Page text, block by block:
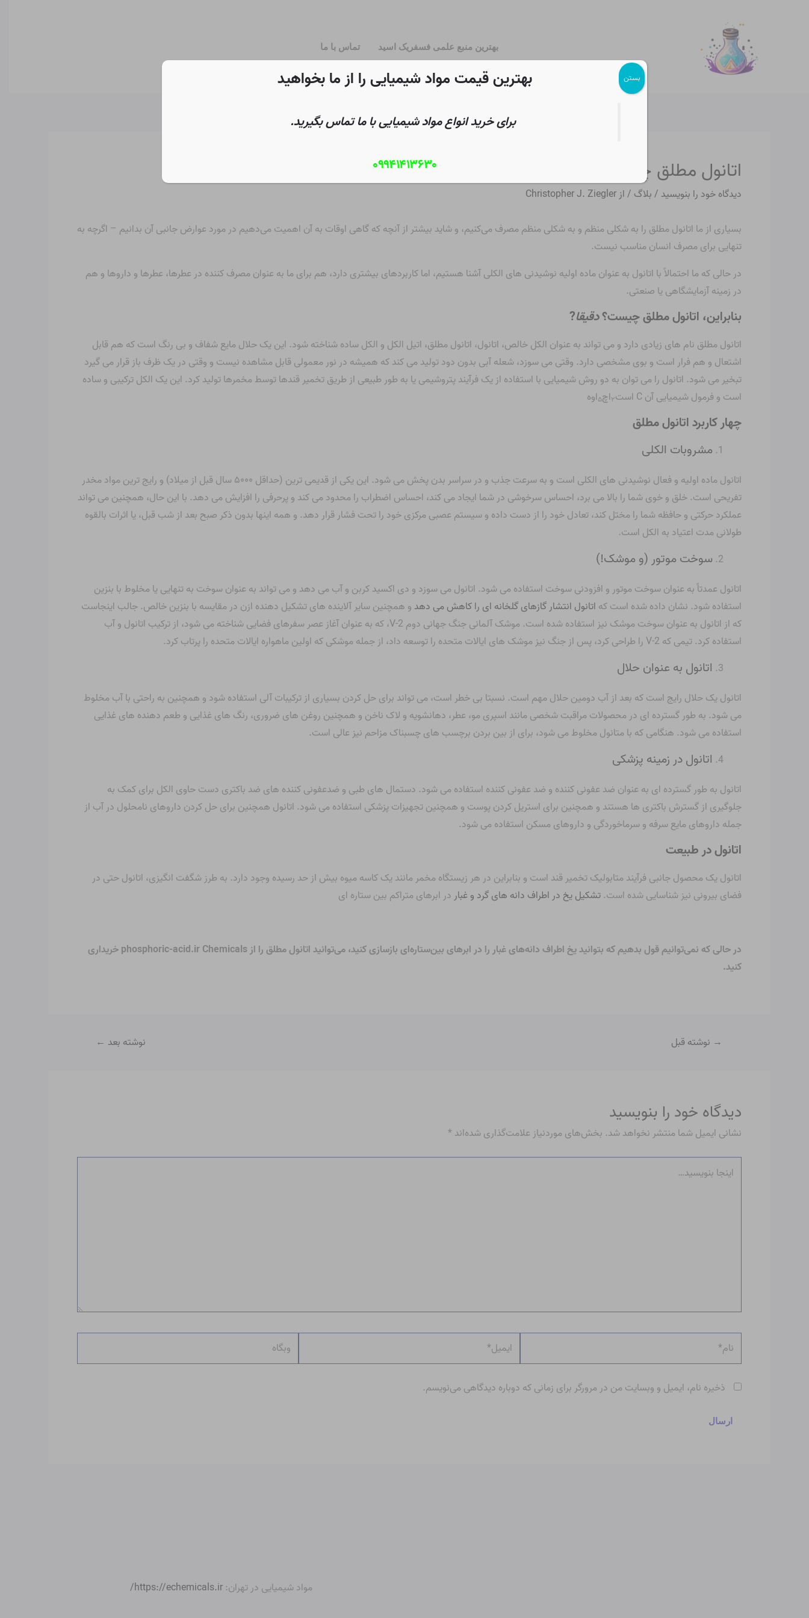
بهترین منبع علمی فسفریک اسید تماس با ما
اتانول مطلق چیست؟
دیدگاه‌ خود را بنویسید /بلاگ / از Christopher J. Ziegler
بسیاری از ما اتانول مطلق را به شکلی منظم و به شکلی منظم مصرف می‌کنیم، و شاید بیشتر از آنچه که گاهی اوقات به آن اهمیت می‌دهیم در مورد عوارض جانبی آن بدانیم – اگرچه به
تنهایی برای مصرف انسان مناسب نیست.
در حالی که ما احتمالاً با اتانول به عنوان ماده اولیه نوشیدنی های الکلی آشنا هستیم، اما کاربردهای بیشتری دارد، هم برای ما به عنوان مصرف کننده در عطرها، عطرها و داروها و هم
در زمینه آزمایشگاهی یا صنعتی.
بنابراین، اتانول مطلق چیست؟دقیقا?
اتانول مطلق نام های زیادی دارد و می تواند به عنوان الکل خالص، اتانول، اتانول مطلق، اتیل الکل و الکل ساده شناخته شود. این یک حلال مایع شفاف و بی رنگ است که هم قابل
اشتعال و هم فرار است و بوی مشخصی دارد. وقتی می سوزد، شعله آبی بدون دود تولید می کند که همیشه در نور معمولی قابل مشاهده نیست و وقتی در یک ظرف باز قرار می گیرد
تبخیر می شود. اتانول را می توان به دو روش شیمیایی با استفاده از یک فرآیند پتروشیمی یا به طور طبیعی از طریق تخمیر قندها توسط مخمرها تولید کرد. این یک الکل ترکیبی و ساده
است و فرمول شیمیایی آن C است
۲اچ۵اوه
چهار کاربرد اتانول مطلق
مشروبات الکلی
اتانول ماده اولیه و فعال نوشیدنی های الکلی است و به سرعت جذب و در سراسر بدن پخش می شود. این یکی از قدیمی ترین (حداقل ۵۰۰۰ سال قبل از میلاد) و رایج ترین مواد مخدر
تفریحی است. خلق و خوی شما را بالا می برد، احساس سرخوشی در شما ایجاد می کند، احساس اضطراب را محدود می کند و پرحرفی را افزایش می دهد. با این حال، همچنین می تواند
عملکرد حرکتی و حافظه شما را مختل کند، تعادل خود را از دست داده و سیستم عصبی مرکزی خود را تحت فشار قرار دهد. و همه اینها بدون ذکر صبح بعد از شب قبل، یا اثرات بالقوه
طولانی مدت اعتیاد به الکل است.
سوخت موتور (و موشک!)
اتانول عمدتاً به عنوان سوخت موتور و افزودنی سوخت استفاده می شود. اتانول می سوزد و دی اکسید کربن و آب می دهد و می تواند به عنوان سوخت به تنهایی یا مخلوط با بنزین
استفاده شود. نشان داده شده است که اتانول انتشار گازهای گلخانه ای را کاهش می دهد و همچنین سایر آلاینده های تشکیل دهنده ازن در مقایسه با بنزین خالص. جالب اینجاست
که از اتانول به عنوان سوخت موشک نیز استفاده شده است. موشک آلمانی جنگ جهانی دوم V-2، که به عنوان آغاز عصر سفرهای فضایی شناخته می شود، از ترکیب اتانول و آب
استفاده کرد. تیمی که V-2 را طراحی کرد، پس از جنگ نیز موشک های ایالات متحده را توسعه داد، از جمله موشکی که اولین ماهواره ایالات متحده را پرتاب کرد.
اتانول به عنوان حلال
اتانول یک حلال رایج است که بعد از آب دومین حلال مهم است. نسبتا بی خطر است، می تواند برای حل کردن بسیاری از ترکیبات آلی استفاده شود و همچنین به راحتی با آب مخلوط
می شود. به طور گسترده ای در محصولات مراقبت شخصی مانند اسپری مو، عطر، دهانشویه و لاک ناخن و همچنین روغن های ضروری، رنگ های غذایی و طعم دهنده های غذایی
استفاده می شود. هنگامی که با متانول مخلوط می شود، برای از بین بردن برچسب های چسبناک مزاحم نیز عالی است.
اتانول در زمینه پزشکی
اتانول به طور گسترده ای به عنوان ضد عفونی کننده و ضد عفونی کننده استفاده می شود. دستمال های طبی و ضدعفونی کننده های ضد باکتری دست حاوی الکل برای کمک به
جلوگیری از گسترش باکتری ها هستند و همچنین برای استریل کردن پوست و همچنین تجهیزات پزشکی استفاده می شود. اتانول همچنین برای حل کردن داروهای نامحلول در آب از
جمله داروهای مایع سرفه و سرماخوردگی و داروهای مسکن استفاده می شود.
اتانول در طبیعت
اتانول یک محصول جانبی فرآیند متابولیک تخمیر قند است و بنابراین در هر زیستگاه مخمر مانند یک کاسه میوه بیش از حد رسیده وجود دارد. به طرز شگفت انگیزی، اتانول حتی در
فضای بیرونی نیز شناسایی شده است.تشکیل یخ در اطراف دانه های گرد و غبار در ابرهای متراکم بین ستاره ای
در حالی که نمی‌توانیم قول بدهیم که بتوانید یخ اطراف دانه‌های غبار را در ابرهای بین‌ستاره‌ای بازسازی کنید، می‌توانید اتانول مطلق را از phosphoric-acid.ir Chemicals خریداری
کنید.
نوشته
→ نوشته قبل نوشته بعد ←
دیدگاه‌ خود را بنویسید
نشانی ایمیل شما منتشر نخواهد شد. بخش‌های موردنیاز علامت‌گذاری شده‌اند *
بنویسید…
نام* ایمیل* وبگاه
ذخیره نام، ایمیل و وبسایت من در مرورگر برای زمانی که دوباره دیدگاهی می‌نویسم.
مواد شیمیایی در تهران:https://echemicals.ir/
بهترین قیمت مواد شیمیایی را از ما بخواهید
برای خرید انواع مواد شیمیایی با ما تماس بگیرید.
۰۹۹۴۱۴۱۳۶۳۰
بستن